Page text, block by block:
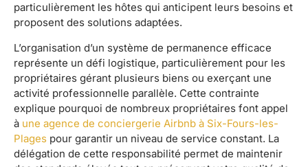
particulièrement les hôtes qui anticipent leurs besoins et
proposent des solutions adaptées.
L’organisation d’un système de permanence efficace
représente un défi logistique, particulièrement pour les
propriétaires gérant plusieurs biens ou exerçant une
activité professionnelle parallèle. Cette contrainte
explique pourquoi de nombreux propriétaires font appel
à une agence de conciergerie Airbnb à Six-Fours-les-
Plages pour garantir un niveau de service constant. La
délégation de cette responsabilité permet de maintenir